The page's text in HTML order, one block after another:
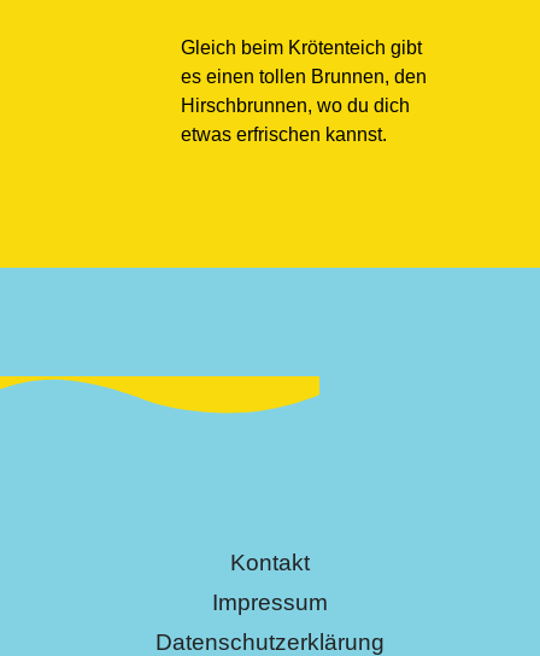
Gleich beim Krötenteich gibt
es einen tollen Brunnen, den
Hirschbrunnen, wo du dich
etwas erfrischen kannst.
Kontakt
Impressum
Datenschutzerklärung